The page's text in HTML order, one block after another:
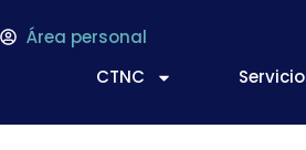
Área personal
CTNC